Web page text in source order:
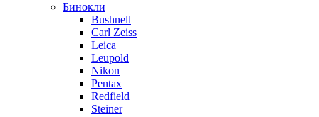
Бинокли
Bushnell
Carl Zeiss
Leica
Leupold
Nikon
Pentax
Redfield
Steiner